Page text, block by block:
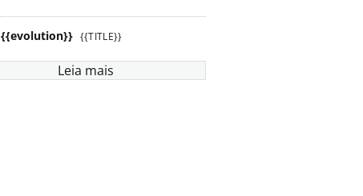
{{evolution}} {{TITLE}}
Leia mais